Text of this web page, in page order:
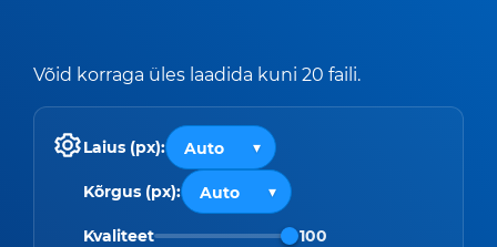
Võid korraga üles laadida kuni 20 faili.
Laius (px):
Kõrgus (px):
Kvaliteet 100